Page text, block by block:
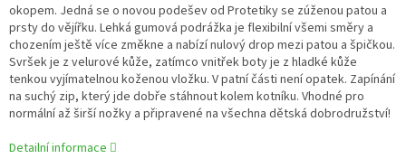
okopem. Jedná se o novou podešev od Protetiky se zúženou patou a
prsty do vějířku. Lehká gumová podrážka je flexibilní všemi směry a
chozením ještě více změkne a nabízí nulový drop mezi patou a špičkou.
Svršek je z velurové kůže, zatímco vnitřek boty je z hladké kůže
tenkou vyjímatelnou koženou vložku. V patní části není opatek. Zapínání
na suchý zip, který jde dobře stáhnout kolem kotníku. Vhodné pro
normální až širší nožky a připravené na všechna dětská dobrodružství!
Detailní informace